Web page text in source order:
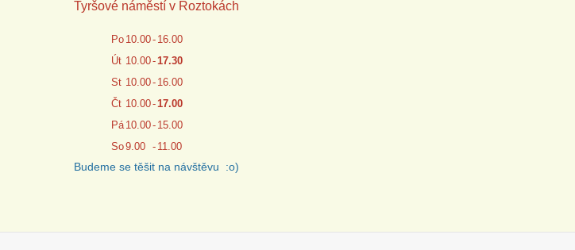
Tyršové náměstí v Roztokách
Po 10.00- 16.00
Út 10.00-17.30
St 10.00- 16.00
Čt 10.00-17.00
Pá 10.00- 15.00
So9.00 - 11.00
Budeme se těšit na návštěvu :o)